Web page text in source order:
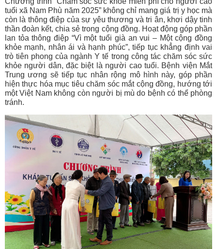
tuổi xã Nam Phù năm 2025” không chỉ mang giá trị y học mà
còn là thông điệp của sự yêu thương và tri ân, khơi dậy tinh
thần đoàn kết, chia sẻ trong cộng đồng. Hoạt động góp phần
lan tỏa thông điệp “Vì một tuổi già an vui – Một cộng đồng
khỏe mạnh, nhân ái và hạnh phúc”, tiếp tục khẳng định vai
trò tiên phong của ngành Y tế trong công tác chăm sóc sức
khỏe người dân, đặc biệt là người cao tuổi. Bệnh viện Mắt
Trung ương sẽ tiếp tục nhân rộng mô hình này, góp phần
hiện thực hóa mục tiêu chăm sóc mắt cộng đồng, hướng tới
một Việt Nam không còn người bị mù do bệnh có thể phòng
tránh.